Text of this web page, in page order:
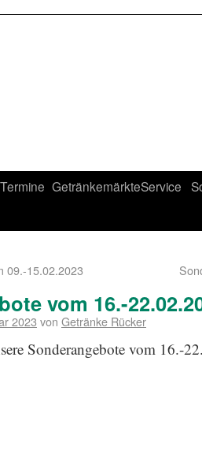
Termine GetränkemärkteService
09.-15.02.2023
vom 16.-
2023 von Getränke Rücker
Sonderangebote vom 16.-